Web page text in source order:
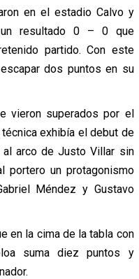
en el estadio Calvo y
un resultado 0 – 0 que
partido. Con este
dos puntos en su
vieron superados por el
exhibía el debut de
al arco de Justo Villar sin
portero un protagonismo
Méndez y Gustavo
en la cima de la tabla con
suma diez puntos y